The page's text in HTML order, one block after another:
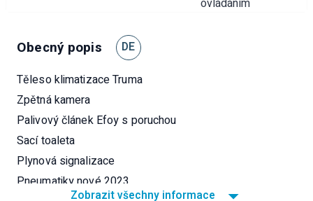
Obecný popis DE
Těleso klimatizace Truma
Zpětná kamera
Palivový článek Efoy s poruchou
Sací toaleta
Plynová signalizace
Pneumatiky nové 2023
Zobrazit všechny informace